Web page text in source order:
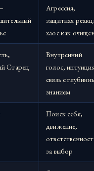
Агрессия,
защитная
хаос как
Старец
Внутренний
голос,
связь с
знанием
Поиск себя,
движение,
за выбор